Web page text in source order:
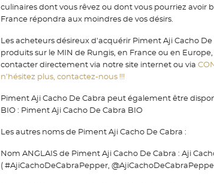
culinaires dont vous rêvez ou dont vous pourriez avoir
France répondra aux moindres de vos désirs.
Les acheteurs désireux d'acquérir Piment Aji Cacho De
produits sur le MIN de Rungis, en France ou en
contacter directement via notre site internet ou via
n’hésitez plus, contactez-nous !!!
Piment Aji Cacho De Cabra peut également être
BIO : Piment Aji Cacho De Cabra BIO
Les autres noms de Piment Aji Cacho De Cabra :
Nom ANGLAIS de Piment Aji Cacho De Cabra : Aji
( #AjiCachoDeCabraPepper,